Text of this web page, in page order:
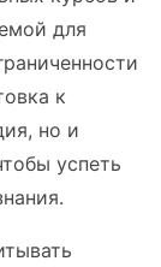
для
к
но и
успеть